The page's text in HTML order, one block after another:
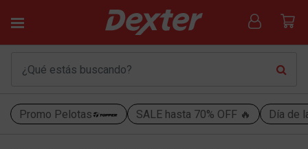
Promo Pelotas SALE hasta 70% OFF 🔥 Día de